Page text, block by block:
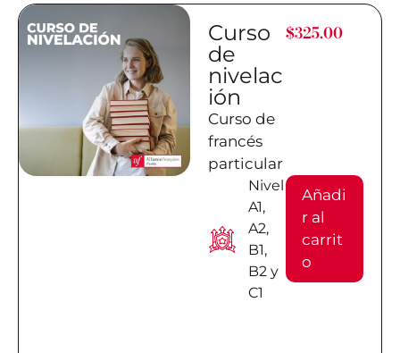
Curso
de
nivelac
ión
Curso de
francés
particular
$325.00
Nivel
A1,
A2,
B1,
B2 y
C1
Añadi
r al
carrit
o